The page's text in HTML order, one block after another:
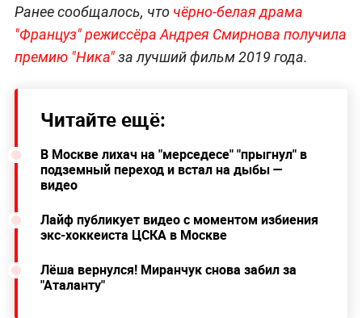
Ранее сообщалось, что чёрно-белая драма
"Француз" режиссёра Андрея Смирнова получила
премию "Ника"за лучший фильм 2019 года.
Читайте ещё:
В Москве лихач на "мерседесе" "прыгнул" в
подземный переход и встал на дыбы —
видео
Лайф публикует видео с моментом избиения
экс-хоккеиста ЦСКА в Москве
Лёша вернулся! Миранчук снова забил за
"Аталанту"